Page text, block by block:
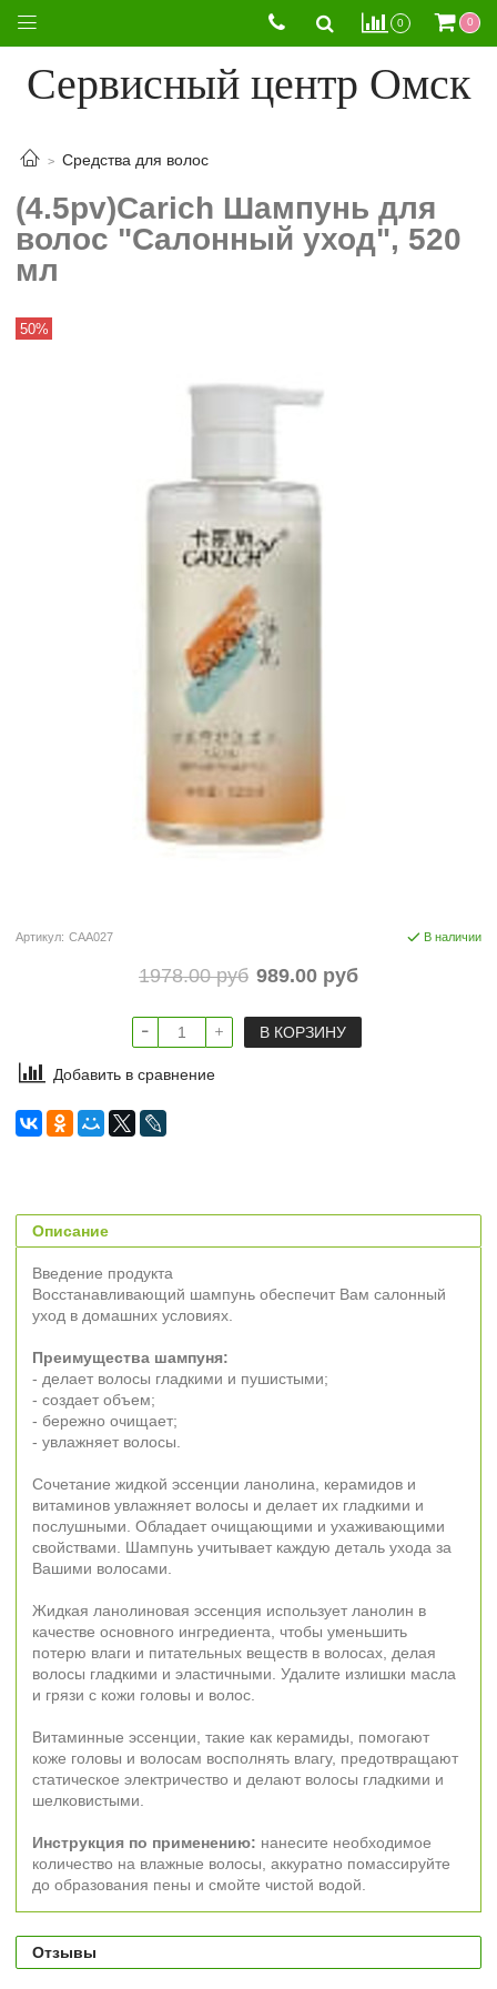
0 0
Сервисный центр Омск
Средства для волос
(4.5pv)Carich Шампунь для
волос "Салонный уход", 520
мл
50%
Артикул: CAA027 В наличии
1978.00 руб 989.00 руб
В КОРЗИНУ
Добавить в сравнение
Описание
Введение продукта
Восстанавливающий шампунь обеспечит Вам салонный
уход в домашних условиях.
Преимущества шампуня:
- делает волосы гладкими и пушистыми;
- создает объем;
- бережно очищает;
- увлажняет волосы.
Сочетание жидкой эссенции ланолина, керамидов и
витаминов увлажняет волосы и делает их гладкими и
послушными. Обладает очищающими и ухаживающими
свойствами. Шампунь учитывает каждую деталь ухода за
Вашими волосами.
Жидкая ланолиновая эссенция использует ланолин в
качестве основного ингредиента, чтобы уменьшить
потерю влаги и питательных веществ в волосах, делая
волосы гладкими и эластичными. Удалите излишки масла
и грязи с кожи головы и волос.
Витаминные эссенции, такие как керамиды, помогают
коже головы и волосам восполнять влагу, предотвращают
статическое электричество и делают волосы гладкими и
шелковистыми.
Инструкция по применению: нанесите необходимое
количество на влажные волосы, аккуратно помассируйте
до образования пены и смойте чистой водой.
Отзывы